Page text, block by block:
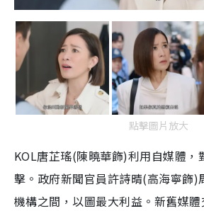
點擊圖片放大
KOL唐芷瑤(陳曉華飾)利用自媒體，
擊。政府新聞官員許詩晴(高海寧飾)
機構之間，以圖最大利益。新舊媒